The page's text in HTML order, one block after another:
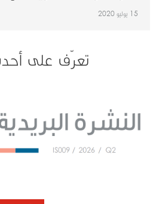
15 يوليو 2020
تعرّف على